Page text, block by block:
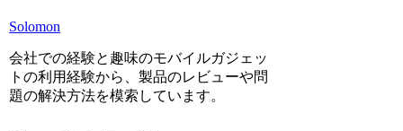
Solomon
会社での経験と趣味のモバイルガジェッ
トの利用経験から、製品のレビューや問
題の解決方法を模索しています。